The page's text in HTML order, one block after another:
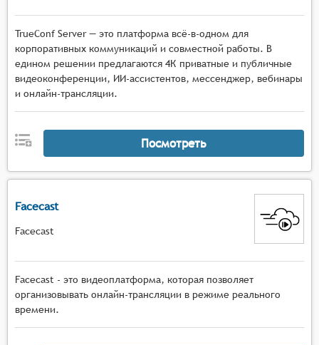
TrueConf Server — это платформа всё-в-одном для
корпоративных коммуникаций и совместной работы. В
едином решении предлагаются 4К приватные и публичные
видеоконференции, ИИ-ассистентов, мессенджер, вебинары
и онлайн-трансляции.
Посмотреть
Facecast
Facecast
Facecast - это видеоплатформа, которая позволяет
организовывать онлайн-трансляции в режиме реального
времени.